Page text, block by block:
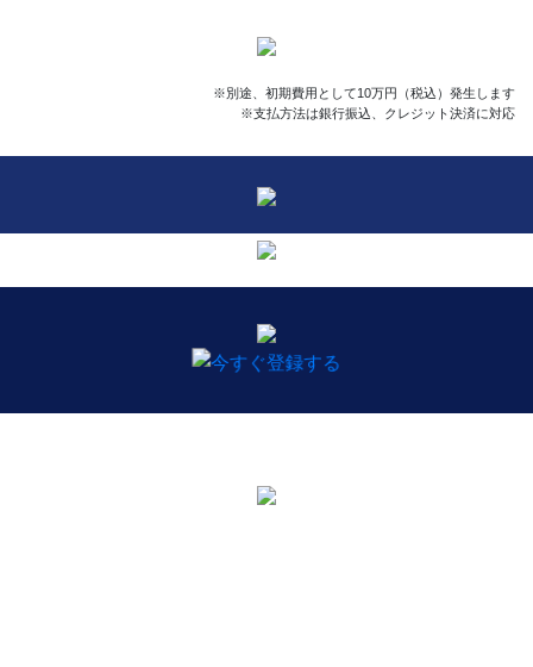
※別途、初期費用として10万円（税込）発生します
※支払方法は銀行振込、クレジット決済に対応